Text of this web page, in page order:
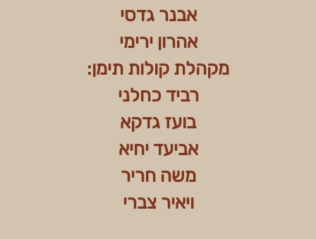
אבנר גדסי
אהרון ירימי
מקהלת קולות תימן:
רביד כחלני
בועז גדקא
אביעד יחיא
משה חריר
ויאיר צברי